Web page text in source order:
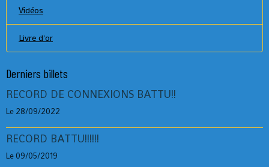
Vidéos
Livre d'or
Derniers billets
RECORD DE CONNEXIONS BATTU!!
Le 28/09/2022
RECORD BATTU!!!!!!
Le 09/05/2019